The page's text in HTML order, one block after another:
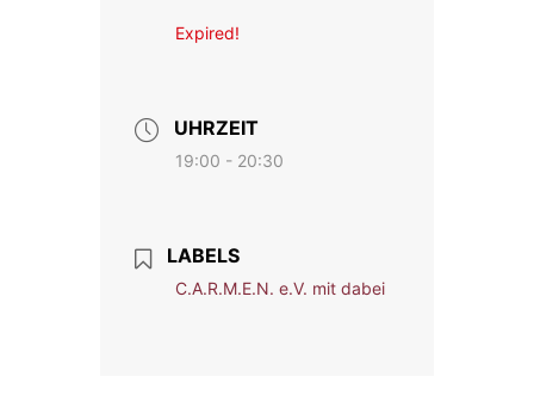
Expired!
UHRZEIT
19:00 - 20:30
LABELS
C.A.R.M.E.N. e.V. mit dabei